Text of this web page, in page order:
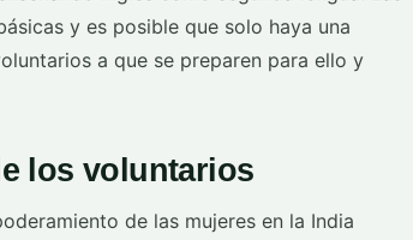
y es posible que solo haya una
a que se preparen para ello y
los voluntarios
de las mujeres en la India